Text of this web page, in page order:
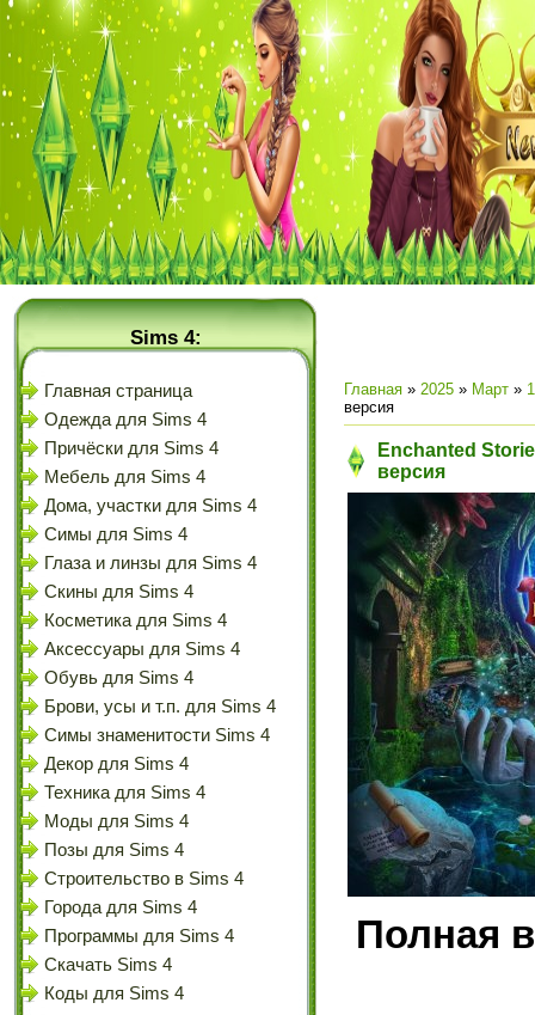
Sims 4:
Главная страница
Одежда для Sims 4
Причёски для Sims 4
Мебель для Sims 4
Дома, участки для Sims 4
Симы для Sims 4
Глаза и линзы для Sims 4
Скины для Sims 4
Косметика для Sims 4
Аксессуары для Sims 4
Обувь для Sims 4
Брови, усы и т.п. для Sims 4
Симы знаменитости Sims 4
Декор для Sims 4
Техника для Sims 4
Моды для Sims 4
Позы для Sims 4
Строительство в Sims 4
Города для Sims 4
Программы для Sims 4
Скачать Sims 4
Коды для Sims 4
Главная » 2025 » Март »
версия
Enchanted
версия
Полная